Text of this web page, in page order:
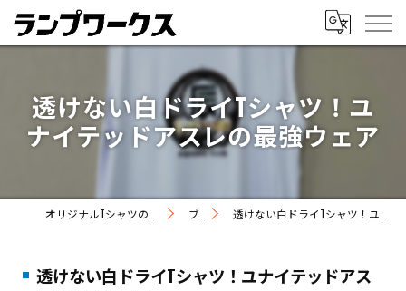
透けない白ドライTシャツ！ユ
ナイテッドアスレの最強ウェア
ブログ 透けない白ドライTシャツ！ユナイテッドアスレの最強ウェア
透けない白ドライTシャツ！ユナイテッドアス